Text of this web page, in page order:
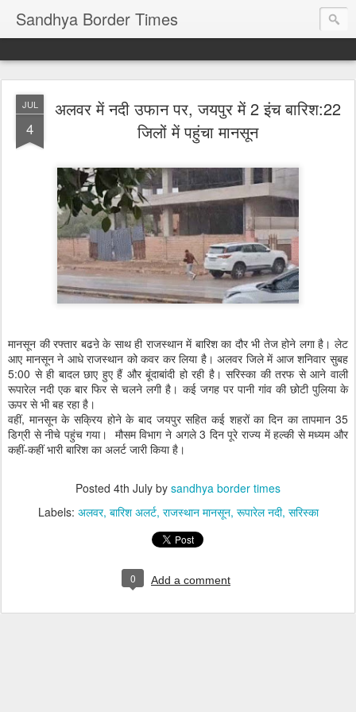
Sandhya Border Times
JUL
4
अलवर में नदी उफान पर, जयपुर में 2 इंच बारिश:22
जिलों में पहुंचा मानसून
मानसून की रफ्तार बढऩे के साथ ही राजस्थान में बारिश का दौर भी तेज होने लगा है। लेट
आए मानसून ने आधे राजस्थान को कवर कर लिया है। अलवर जिले में आज शनिवार सुबह
5:00 से ही बादल छाए हुए हैं और बूंदाबांदी हो रही है। सरिस्का की तरफ से आने वाली
रूपारेल नदी एक बार फिर से चलने लगी है। कई जगह पर पानी गांव की छोटी पुलिया के
ऊपर से भी बह रहा है।
वहीं, मानसून के सक्रिय होने के बाद जयपुर सहित कई शहरों का दिन का तापमान 35
डिग्री से नीचे पहुंच गया। मौसम विभाग ने अगले 3 दिन पूरे राज्य में हल्की से मध्यम और
कहीं-कहीं भारी बारिश का अलर्ट जारी किया है।
Posted 4th July by sandhya border times
Labels: अलवर बारिश अलर्ट राजस्थान मानसून रूपारेल नदी सरिस्का
0 Add a comment